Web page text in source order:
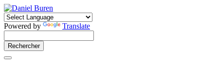
Powered by Translate